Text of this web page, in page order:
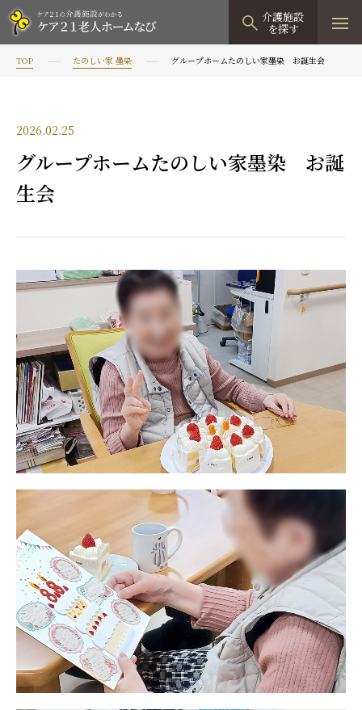
介護施設
を探す
TOPページ
見学予約
プレザンリュクス
プレザングラン
プレザンメゾン
有料老人ホームとは
認知症対応型グループホームTOP
たのしい家
認知症対応型グループホームとは
認知症のおはなし
小規模多機能型居宅介護
小規模多機能型居宅介護TOP
たのしい家
小規模多機能型居宅介護とは
tel0120-944-821
9:00～18:00（年末年始を除く）
お問い合わせフォーム
お気に入り 資料請求 見学予約
ご入居までの流れ
介護保険の仕組み
FAQ
運営会社
プライバシーポリシー
TOP たのしい家 墨染 グループホームたのしい家墨染 お誕生会
2026.02.25
グループホームたのしい家墨染 お誕
生会